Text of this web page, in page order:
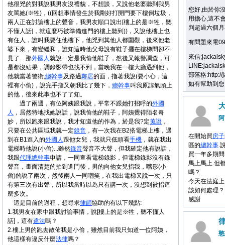
您好,由於你
用擔心,這不
判超過六個
有問題來電
來信
部落格
如有幫助到
他很兇的對我說我男友沒禮貌，不想談，又說他老婆聽到我男
友罵她(※牲)，((回想事情發生於我剛好打開門要下樓倒垃圾，
兩人正在討論樓上的聲音，我男友順口說出[樓上的是※牲，聽
不懂人話]，就這麼巧被準備進門的樓上聽到))，又說他樓上也
有住人，誰叫我要住他樓下，他兇到其他人都圍觀，後來他老
婆下來，有變緩和，誰知這時他父母說有鞋子擺在樓梯間卻不
見了....那外國人就說ㄧ定是我偷他鞋子，然後又報警調查，可
是都沒結果，調錄影帶也找不到，當晚我在一樓大廳遇到他，
他就當著警衛,總幹事及路過鄰居的面，指著我說(要小心，這
裡有小偷)，說完手指又朝我比了幾下， 總幹事叫我原諒氣頭上
的他，後來此事也不了了知。
過了兩週，有位阿姨跟我說，平常不跟她打招呼的外國
人 ，居然特地找她說話，說我偷他的鞋子，阿姨覺得陌名奇
妙，所以跑來跟我說，我才知道他的作為，於是我?定蒐證 ，
只要在公共區域我就一定錄音 ，有一次我在B2搭電梯上樓，遇
到在B1進入的外國人跟他女兒，我就只低頭看手機 ，就在我出
電梯時他說(小偷)...雖然錄音聲音不大聲，但我確定他有說話，
我跟代理總幹事申請，一同查看電梯錄影，但電梯錄影沒有錄
聲音，畫面清楚的拍到進門後，男的向他女兒指我，嘴形(小
偷)的說了兩次，然後兩人一同嘲笑，在我出電梯又說一次，只
有第三次有出聲，所以我當時以為只有講一次，沒想到被指這
麼多次。
這是目前的過程，想尋求律師協助的有以下幾點:
1.我男友在家中跟我討論事情，說[樓上的是※牲，聽不懂人
話]，這有違法嗎？
2.樓上男的跑去散佈我是小偷，雖然目前我只知道一位阿姨，
他這樣有違反什麼法律嗎？
在開始買房子
區的總幹事.
買一年多期
馬上馬上.但
嗎？
今天在法庭
該如何處理？
感謝